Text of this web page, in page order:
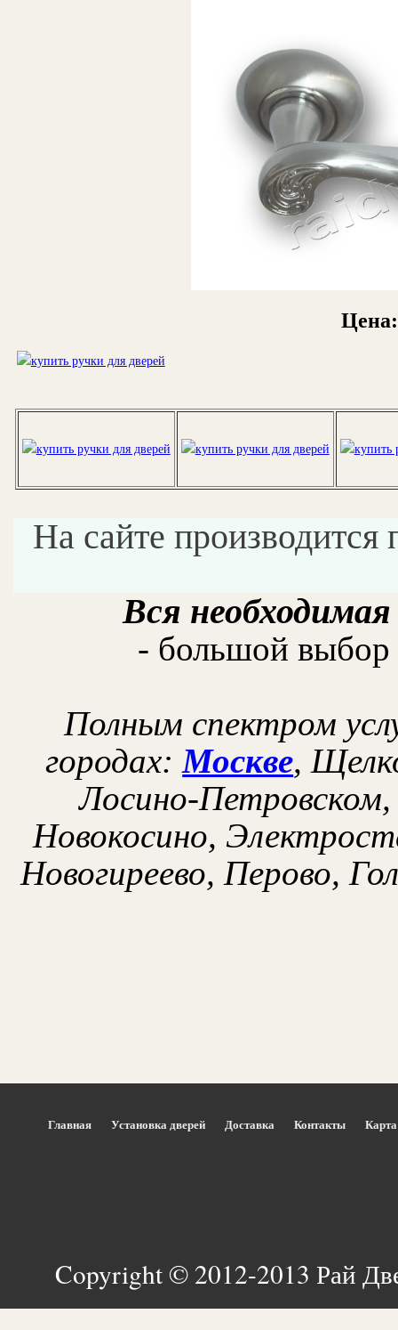
Цена:
На сайте производится
Вся
- большой выбор
Полным спектром
городах: Москве,
Лосино-
Новокосино,
Новогиреево, Перово,
Главная Установка дверей Доставка Контакты
Copyright © 2012-2013 Рай